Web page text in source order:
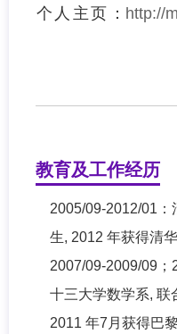
个人主页： http://
教育及工作经历
2005/09-2012/01：
生, 2012 年获得清
2007/09-2009/09
十三大学数学系, 联
2011 年7月获得巴